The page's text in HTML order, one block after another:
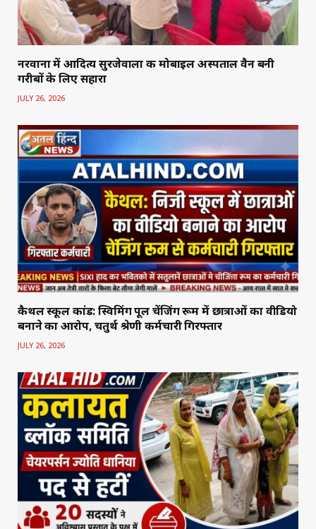
नरवाना में आदित्य सुरजेवाला की मोबाइल अस्पताल वैन बनी
गरीबों के लिए सहारा
JULY 26, 2026
कैथल स्कूल कांड: स्विमिंग पूल चेंजिंग रूम में छात्राओं का वीडियो
बनाने का आरोप, चतुर्थ श्रेणी कर्मचारी गिरफ्तार
JULY 26, 2026